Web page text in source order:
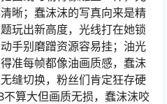
晰；蠢沫沫的写真向来是精
玩出新高度，光线打在她锁
手别磨蹭资源容易挂；油光
准每帧都像油画质感，蠢沫
缝切换，粉丝们肯定狂存硬
算大但画质无损，蠢沫沫咬